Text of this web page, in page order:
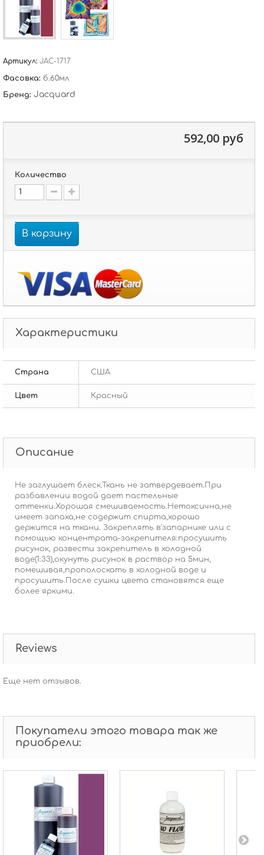
Артикул: JAC-1717
Фасовка: б.60мл
Бренд: Jacquard
592,00 руб
Количество
В корзину
Характеристики
Страна США
Цвет Красный
Описание
Не заглушает блеск.Ткань не затвердевает.При
разбавлении водой дает пастельные
оттенки.Хорошая смешиваемость.Нетоксична,не
имеет запаха,не содержит спирта,хорошо
держится на ткани. Закреплять в'запарнике или с
помощью концентрата-закрепителя:просушить
рисунок, развести закрепитель в холодной
воде(1:33),окунуть рисунок в раствор на 5мин,
помешивая,прополоскать в холодной воде и
просушить.После сушки цвета становятся еще
более яркими.
Reviews
Еще нет отзывов.
Покупатели этого товара так же
приобрели: